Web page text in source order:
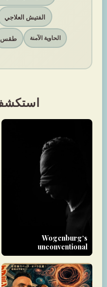
الفتيش العلاجي
الحاوية الآمنة طقس
Wogenburg‘s
unconventional
approach to therapy